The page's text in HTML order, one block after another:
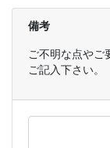
備考
ご不明な点やご
ご記入下さい。